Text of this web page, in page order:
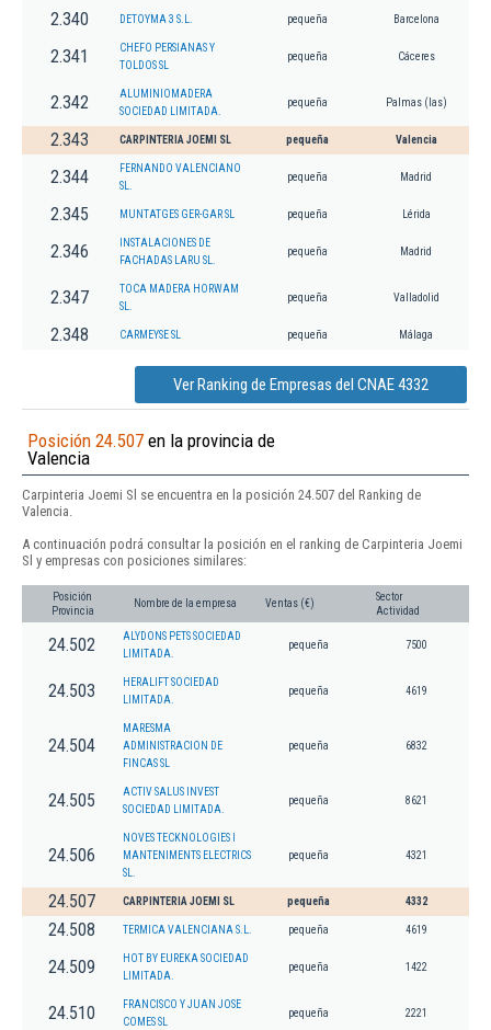
2.340 DETOYMA 3 S.L. pequeña Barcelona
2.341
CHEFO PERSIANAS Y
TOLDOS SL
pequeña Cáceres
2.342
ALUMINIOMADERA
SOCIEDAD LIMITADA.
pequeña Palmas (las)
2.343 CARPINTERIA JOEMI SL pequeña Valencia
2.344
FERNANDO VALENCIANO
SL.
pequeña Madrid
2.345 MUNTATGES GER-GAR SL pequeña Lérida
2.346
INSTALACIONES DE
FACHADAS LARU SL.
pequeña Madrid
2.347
TOCA MADERA HORWAM
SL.
pequeña Valladolid
2.348 CARMEYSE SL pequeña Málaga
Ver Ranking de Empresas del CNAE 4332
Posición 24.507 en la provincia de
Valencia
Carpinteria Joemi Sl se encuentra en la posición 24.507 del Ranking de
Valencia.
A continuación podrá consultar la posición en el ranking de Carpinteria Joemi
Sl y empresas con posiciones similares:
Posición
Provincia
Nombre de la empresa Ventas (€)
Sector
Actividad
24.502
ALYDONS PETS SOCIEDAD
LIMITADA.
pequeña 7500
24.503
HERALIFT SOCIEDAD
LIMITADA.
pequeña 4619
24.504
MARESMA
ADMINISTRACION DE
FINCAS SL
pequeña 6832
24.505
ACTIV SALUS INVEST
SOCIEDAD LIMITADA.
pequeña 8621
24.506
NOVES TECKNOLOGIES I
MANTENIMENTS ELECTRICS
SL.
pequeña 4321
24.507 CARPINTERIA JOEMI SL pequeña 4332
24.508 TERMICA VALENCIANA S.L. pequeña 4619
24.509
HOT BY EUREKA SOCIEDAD
LIMITADA.
pequeña 1422
24.510
FRANCISCO Y JUAN JOSE
COMES SL
pequeña 2221